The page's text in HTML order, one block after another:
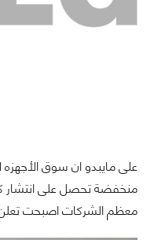
على مايبدو ان سوق
منخفضة تحصل على انتشار
معظم الشركات اصبحت تعلن